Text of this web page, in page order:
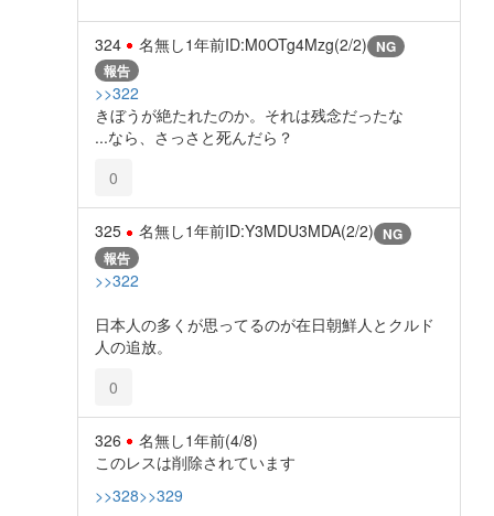
324 名無し1年前ID:M0OTg4Mzg(2/2) NG
報告
>>322
きぼうが絶たれたのか。それは残念だったな
...なら、さっさと死んだら？
0
325 名無し1年前ID:Y3MDU3MDA(2/2) NG
報告
>>322
日本人の多くが思ってるのが在日朝鮮人とクルド
人の追放。
0
326 名無し1年前(4/8)
このレスは削除されています
>>328>>329